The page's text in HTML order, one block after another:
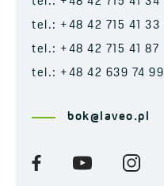
tel.: +48 42 715 41 33
tel.: +48 42 715 41 87
tel.: +48 42 639 74 99
bok@laveo.pl